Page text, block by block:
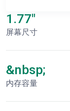
1.77"
屏幕尺寸
&nbsp;
内存容量